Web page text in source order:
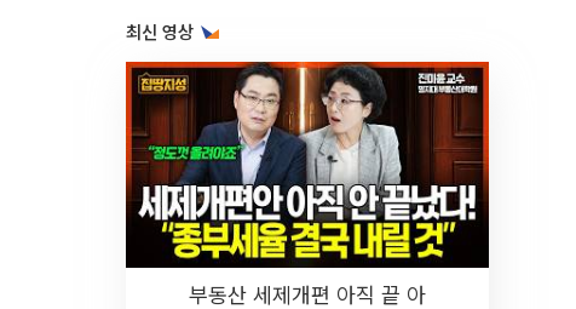
최신 영상
부동산 세제개편 아직 끝 아